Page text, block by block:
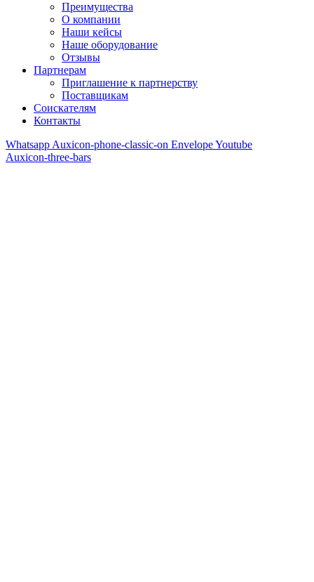
Преимущества
О компании
Наши кейсы
Наше оборудование
Отзывы
Партнерам
Приглашение к партнерству
Поставщикам
Соискателям
Контакты
Whatsapp Auxicon-phone-classic-on EnvelopeYoutube
Auxicon-three-bars